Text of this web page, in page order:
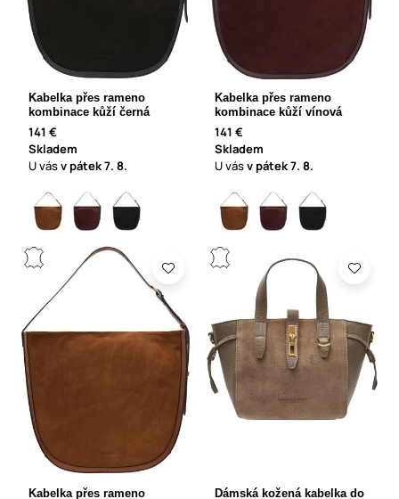
Kabelka přes rameno
kombinace kůží černá
141 €
Skladem
U vásv pátek7. 8.
Kabelka přes rameno
kombinace kůží vínová
141 €
Skladem
U vásv pátek7. 8.
Kabelka přes rameno
Dámská kožená kabelka do